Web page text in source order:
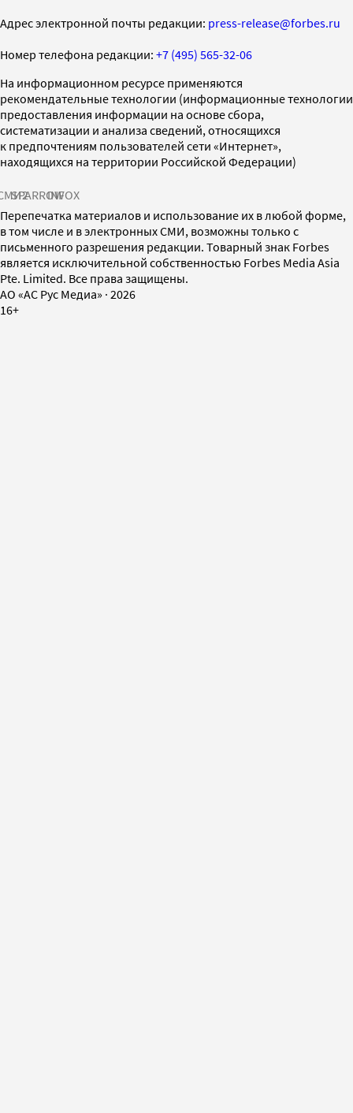
Адрес электронной почты редакции: press-release@forbes.ru
Номер телефона редакции: +7 (495) 565-32-06
На информационном ресурсе применяются
рекомендательные технологии (информационные технологии
предоставления информации на основе сбора,
систематизации и анализа сведений, относящихся
к предпочтениям пользователей сети «Интернет»,
находящихся на территории Российской Федерации)
SPARROWINFOX
Перепечатка материалов и использование их в любой форме,
в том числе и в электронных СМИ, возможны только с
письменного разрешения редакции. Товарный знак Forbes
является исключительной собственностью Forbes Media Asia
Pte. Limited. Все права защищены.
AO «АС Рус Медиа» · 2026
16+